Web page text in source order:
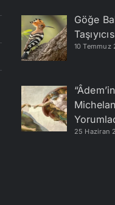
Göğe
10 Temmuz
25 Haziran